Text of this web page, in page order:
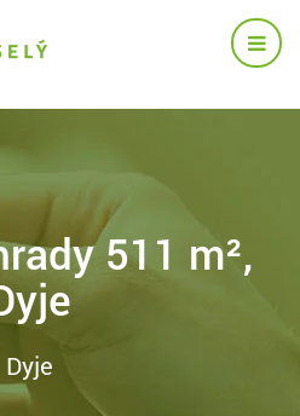
511 m²,
Dyje